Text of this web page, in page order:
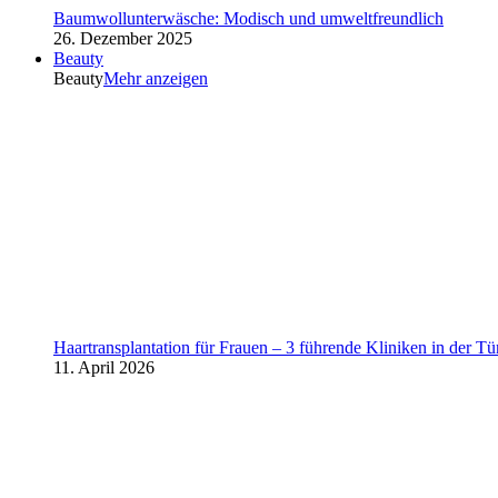
Baumwollunterwäsche: Modisch und umweltfreundlich
26. Dezember 2025
Beauty
BeautyMehr anzeigen
Haartransplantation für Frauen – 3 führende Kliniken in der
11. April 2026